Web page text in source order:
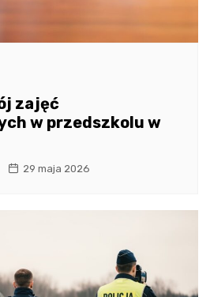
zajęć
w przedszkolu w
29 maja 2026